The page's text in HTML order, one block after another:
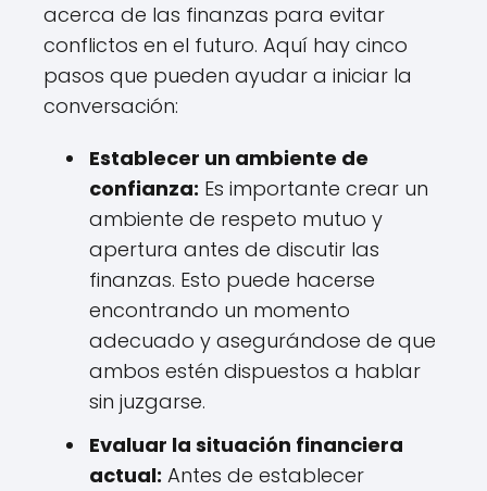
acerca de las finanzas para evitar
conflictos en el futuro. Aquí hay cinco
pasos que pueden ayudar a iniciar la
conversación:
Establecer un ambiente de
confianza: Es importante crear un
ambiente de respeto mutuo y
apertura antes de discutir las
finanzas. Esto puede hacerse
encontrando un momento
adecuado y asegurándose de que
ambos estén dispuestos a hablar
sin juzgarse.
Evaluar la situación financiera
actual: Antes de establecer